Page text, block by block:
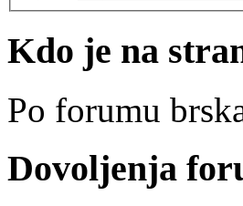
Kdo je na
Po forumu
Dovoljenja